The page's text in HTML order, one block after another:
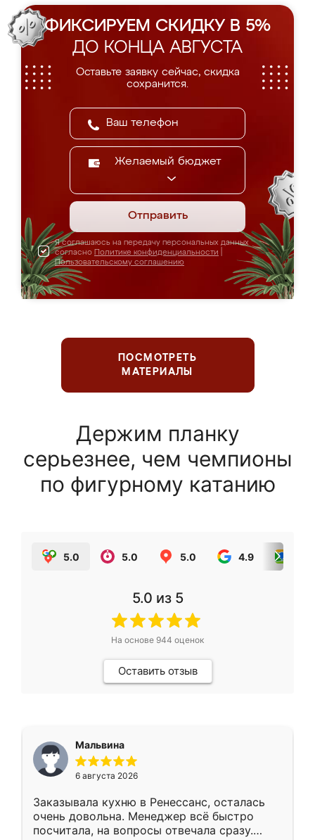
ФИКСИРУЕМ СКИДКУ В 5%
ДО КОНЦА АВГУСТА
Оставьте заявку сейчас, скидка
сохранится.
Желаемый бюджет
Отправить
Я соглашаюсь на передачу персональных данных
согласно Политике конфиденциальности
Пользовательскому соглашению
ПОСМОТРЕТЬ
МАТЕРИАЛЫ
Держим планку
серьезнее, чем чемпионы
по фигурному катанию
5.0 5.0 5.0 4.9
5.0 из 5
На основе 944 оценок
Оставить отзыв
Мальвина
6 августа 2026
Заказывала кухню в Ренессанс, осталась
очень довольна. Менеджер всё быстро
посчитала, на вопросы отвечала сразу.